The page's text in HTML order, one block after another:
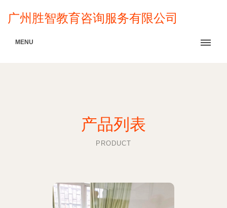
广州胜智教育咨询服务有限公司
MENU
产品列表
PRODUCT